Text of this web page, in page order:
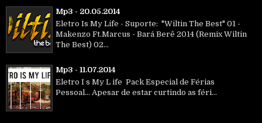
Mp3 - 20.05.2014
Eletro Is My Life - Suporte: "Wiltin The Best" 01 -
Makenzo Ft.Marcus - Bará Berê 2014 (Remix Wiltin
The Best) 02...
Mp3 - 11.07.2014
Eletro I s My L ife Pack Especial de Férias
Pessoal... Apesar de estar curtindo as féri...